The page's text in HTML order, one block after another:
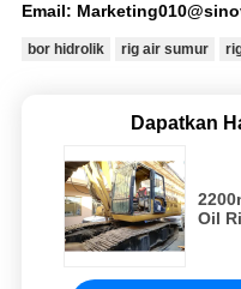
Email:
bor hidrolik rig air sumur
Dapatkan
Oil